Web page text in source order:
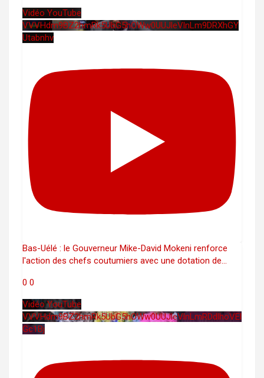
Vidéo YouTube
VVVHdm9BZ2hmRk5UbG5hOWw0UUJleVlnLm9DRXhGY
Utabnhv
Bas-Uélé : le Gouverneur Mike-David Mokeni renforce
l'action des chefs coutumiers avec une dotation de...
0 0
Vidéo YouTube
VVVHdm9BZ2hmRk5UbG5hOWw0UUJleVlnLmRDdlhoVEl
Gc1Bj